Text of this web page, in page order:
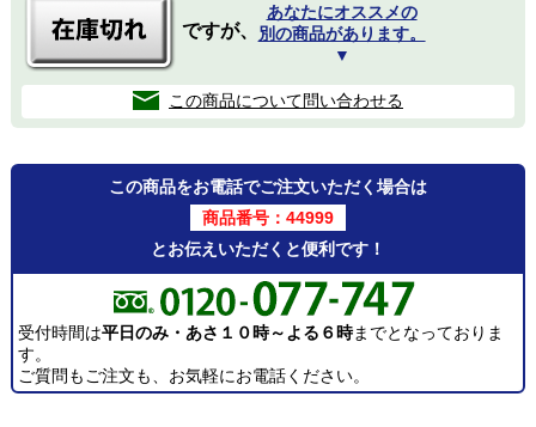
ですが、
あなたにオススメの
別の商品があります。
▼
この商品について問い合わせる
この商品をお電話でご注文いただく場合は
商品番号：44999
とお伝えいただくと便利です！
受付時間は平日のみ・あさ１０時～よる６時までとなっておりま
す。
ご質問もご注文も、お気軽にお電話ください。